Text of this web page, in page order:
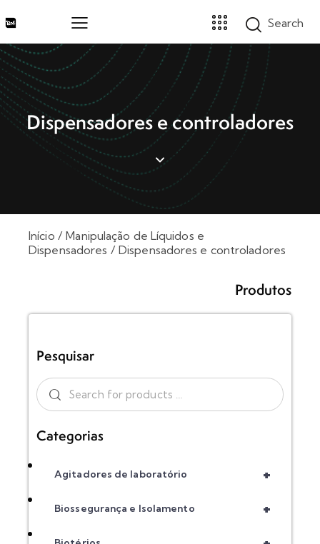
Dispensadores e controladores
Home
Marcas
Segmentos
Contato
Início
Manipulação de Líquidos e
Dispensadores
Dispensadores e controladores
Produtos
Pesquisar
Categorias
+
Agitadores de laboratório
+
Biossegurança e Isolamento